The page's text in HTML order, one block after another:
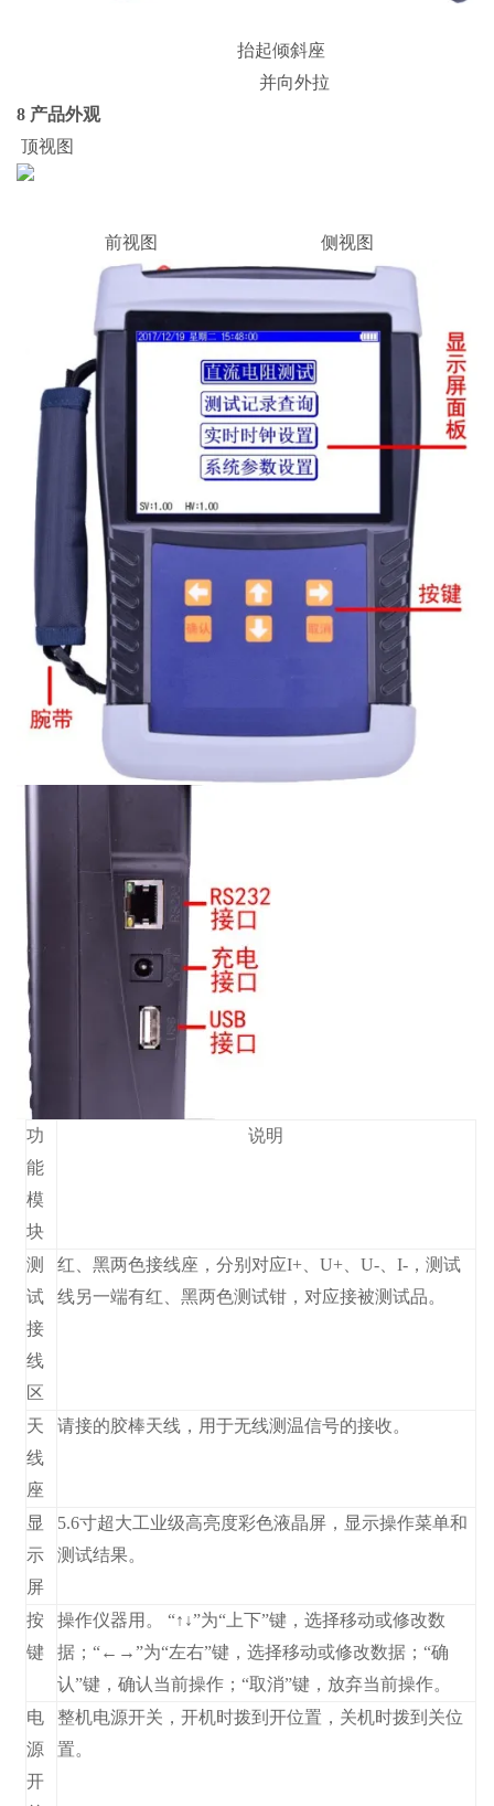
抬起倾斜座
并向外拉
8 产品外观
顶视图
前视图 侧视图
功
能
模
块
说明
测
试
接
线
区
红、黑两色接线座，分别对应I+、U+、U-、I-，测试
线另一端有红、黑两色测试钳，对应接被测试品。
天
线
座
请接的胶棒天线，用于无线测温信号的接收。
显
示
屏
5.6寸超大工业级高亮度彩色液晶屏，显示操作菜单和
测试结果。
按
键
操作仪器用。 “↑↓”为“上下”键，选择移动或修改数
据；“←→”为“左右”键，选择移动或修改数据；“确
认”键，确认当前操作；“取消”键，放弃当前操作。
电
源
开
整机电源开关，开机时拨到开位置，关机时拨到关位
置。